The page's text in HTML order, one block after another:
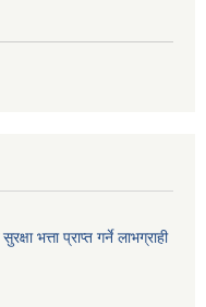
भत्ता प्राप्त गर्ने लाभग्राही